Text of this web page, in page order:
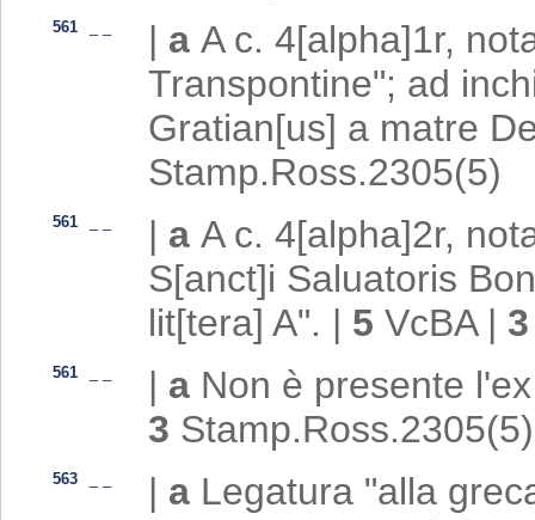
561 | a A c. 4[alpha]1r,
Transpontine"; ad
Gratian[us] a matre
Stamp.Ross.2305(5)
561 | a A c. 4[alpha]2r,
S[anct]i Saluatoris
lit[tera] A". | 5 VcBA |
561 | a Non è presente
3 Stamp.Ross.2305(5)
563 | a Legatura "alla